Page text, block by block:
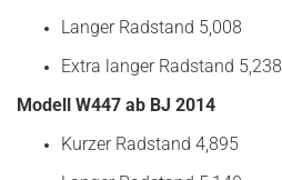
Langer Radstand 5,008
Extra langer Radstand 5,238
Modell W447 ab BJ 2014
Kurzer Radstand 4,895